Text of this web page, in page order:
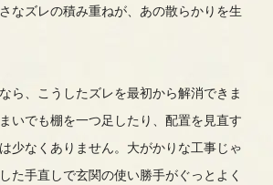
なズレの積み重ねが、あの散らかりを生
ら、こうしたズレを最初から解消できま
いでも棚を一つ足したり、配置を見直す
少なくありません。大がかりな工事じゃ
た手直しで玄関の使い勝手がぐっとよく